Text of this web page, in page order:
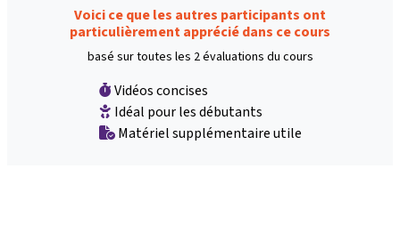
Voici ce que les autres participants ont
particulièrement apprécié dans ce cours
basé sur toutes les 2 évaluations du cours
Vidéos concises
Idéal pour les débutants
Matériel supplémentaire utile